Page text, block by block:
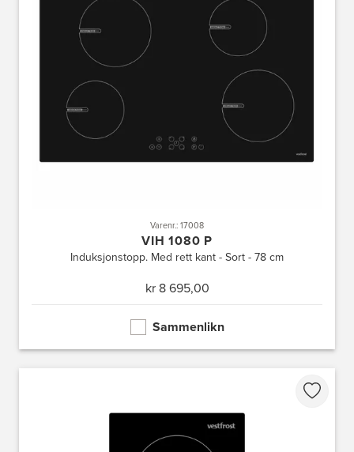
Varenr.: 17008
VIH 1080 P
Induksjonstopp. Med rett kant - Sort - 78 cm
kr 8 695,00
Sammenlikn